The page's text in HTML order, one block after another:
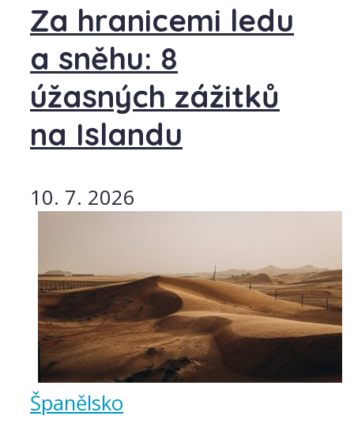
Za hranicemi ledu
a sněhu: 8
úžasných zážitků
na Islandu
10. 7. 2026
Španělsko